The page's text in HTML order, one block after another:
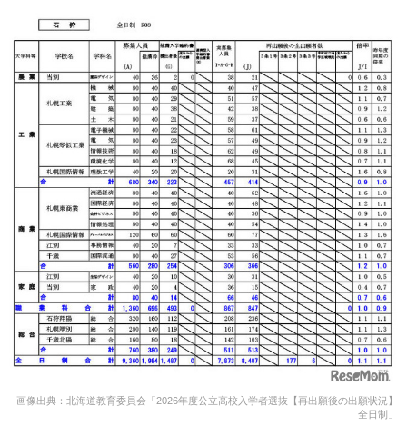
画像出典：北海道教育委員会「2026年度公立高校入学者選抜【再出願後の出願状況】
全日制」